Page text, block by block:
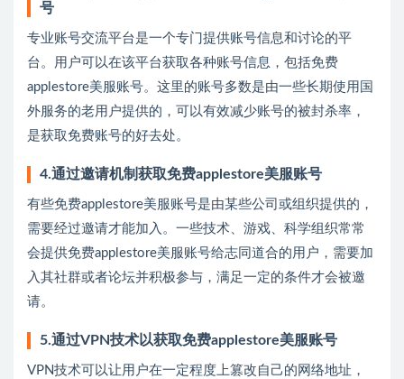
号
专业账号交流平台是一个专门提供账号信息和讨论的平
台。用户可以在该平台获取各种账号信息，包括免费
applestore美服账号。这里的账号多数是由一些长期使用国
外服务的老用户提供的，可以有效减少账号的被封杀率，
是获取免费账号的好去处。
4.通过邀请机制获取免费applestore美服账号
有些免费applestore美服账号是由某些公司或组织提供的，
需要经过邀请才能加入。一些技术、游戏、科学组织常常
会提供免费applestore美服账号给志同道合的用户，需要加
入其社群或者论坛并积极参与，满足一定的条件才会被邀
请。
5.通过VPN技术以获取免费applestore美服账号
VPN技术可以让用户在一定程度上篡改自己的网络地址，